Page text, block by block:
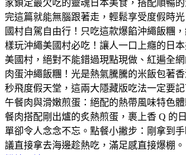
家鎖定最欠吃的靈魂日本美食，搭配順暢
完這篇就能無腦跟著走，輕鬆享受度假時
國村自駕自由行！只吃這款爆餡沖繩飯糰
樣玩​沖繩美國村必吃！讓人一口上癮的日
美國村，絕對不能錯過現點現做、紅遍全
肉蛋沖繩飯糰！​光是熱氣騰騰的米飯包著
秒飛度假天堂，這兩大隱藏版吃法一定要
午餐肉與滑嫩煎蛋：絕配的熱帶風味​特色
餐肉搭配剛出爐的炙熱煎蛋，裹上香 Q 的
單卻令人念念不忘。​點餐小撇步：剛拿到
議直接拿去海邊趁熱吃，滿足感直接爆棚。